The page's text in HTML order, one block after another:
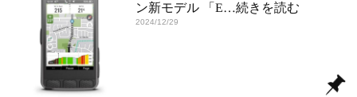
ン新モデル 「E…続きを読む
2024/12/29